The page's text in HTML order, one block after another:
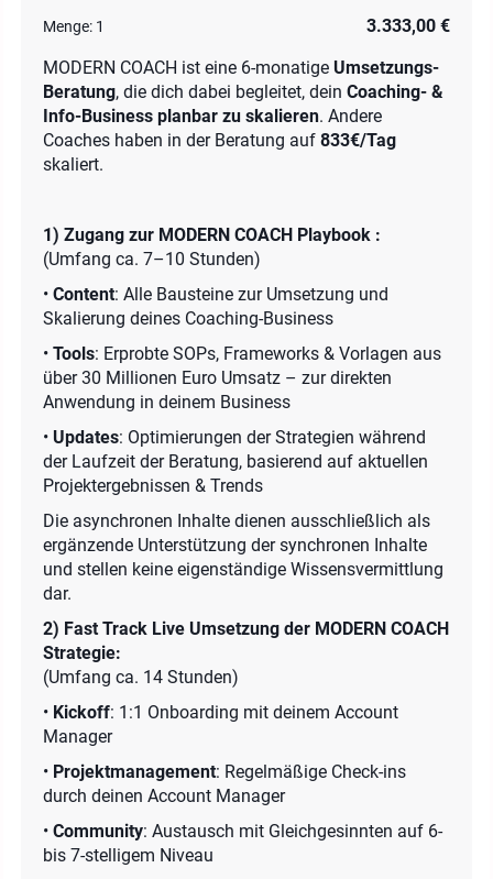
Menge: 1
3.333,00 €
MODERN COACH ist eine 6-monatige Umsetzungs-
Beratung, die dich dabei begleitet, dein Coaching- &
Info-Business planbar zu skalieren. Andere
Coaches haben in der Beratung auf 833€/Tag
skaliert.
1) Zugang zur MODERN COACH Playbook :
(Umfang ca. 7–10 Stunden)
• Content: Alle Bausteine zur Umsetzung und
Skalierung deines Coaching-Business
• Tools: Erprobte SOPs, Frameworks & Vorlagen aus
über 30 Millionen Euro Umsatz – zur direkten
Anwendung in deinem Business
• Updates: Optimierungen der Strategien während
der Laufzeit der Beratung, basierend auf aktuellen
Projektergebnissen & Trends
Die asynchronen Inhalte dienen ausschließlich als
ergänzende Unterstützung der synchronen Inhalte
und stellen keine eigenständige Wissensvermittlung
dar.
2) Fast Track Live Umsetzung der MODERN COACH
Strategie:
(Umfang ca. 14 Stunden)
• Kickoff: 1:1 Onboarding mit deinem Account
Manager
• Projektmanagement: Regelmäßige Check-ins
durch deinen Account Manager
• Community: Austausch mit Gleichgesinnten auf 6-
bis 7-stelligem Niveau